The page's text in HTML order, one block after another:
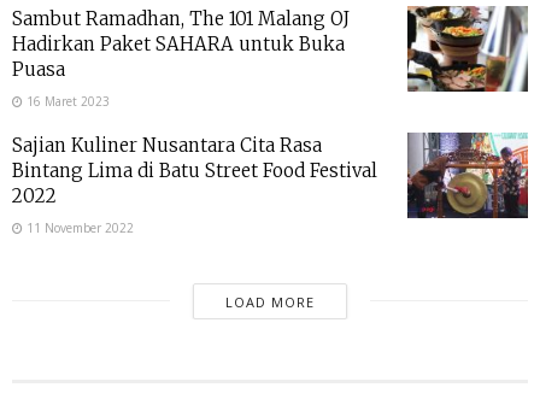
Sambut Ramadhan, The 101 Malang OJ
Hadirkan Paket SAHARA untuk Buka
Puasa
16 Maret 2023
Sajian Kuliner Nusantara Cita Rasa
Bintang Lima di Batu Street Food Festival
2022
11 November 2022
LOAD MORE